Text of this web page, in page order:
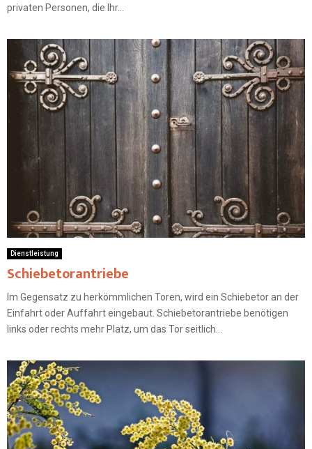
privaten Personen, die Ihr...
Dienstleistung
Schiebetorantriebe
Im Gegensatz zu herkömmlichen Toren, wird ein Schiebetor an der
Einfahrt oder Auffahrt eingebaut. Schiebetorantriebe benötigen
links oder rechts mehr Platz, um das Tor seitlich...